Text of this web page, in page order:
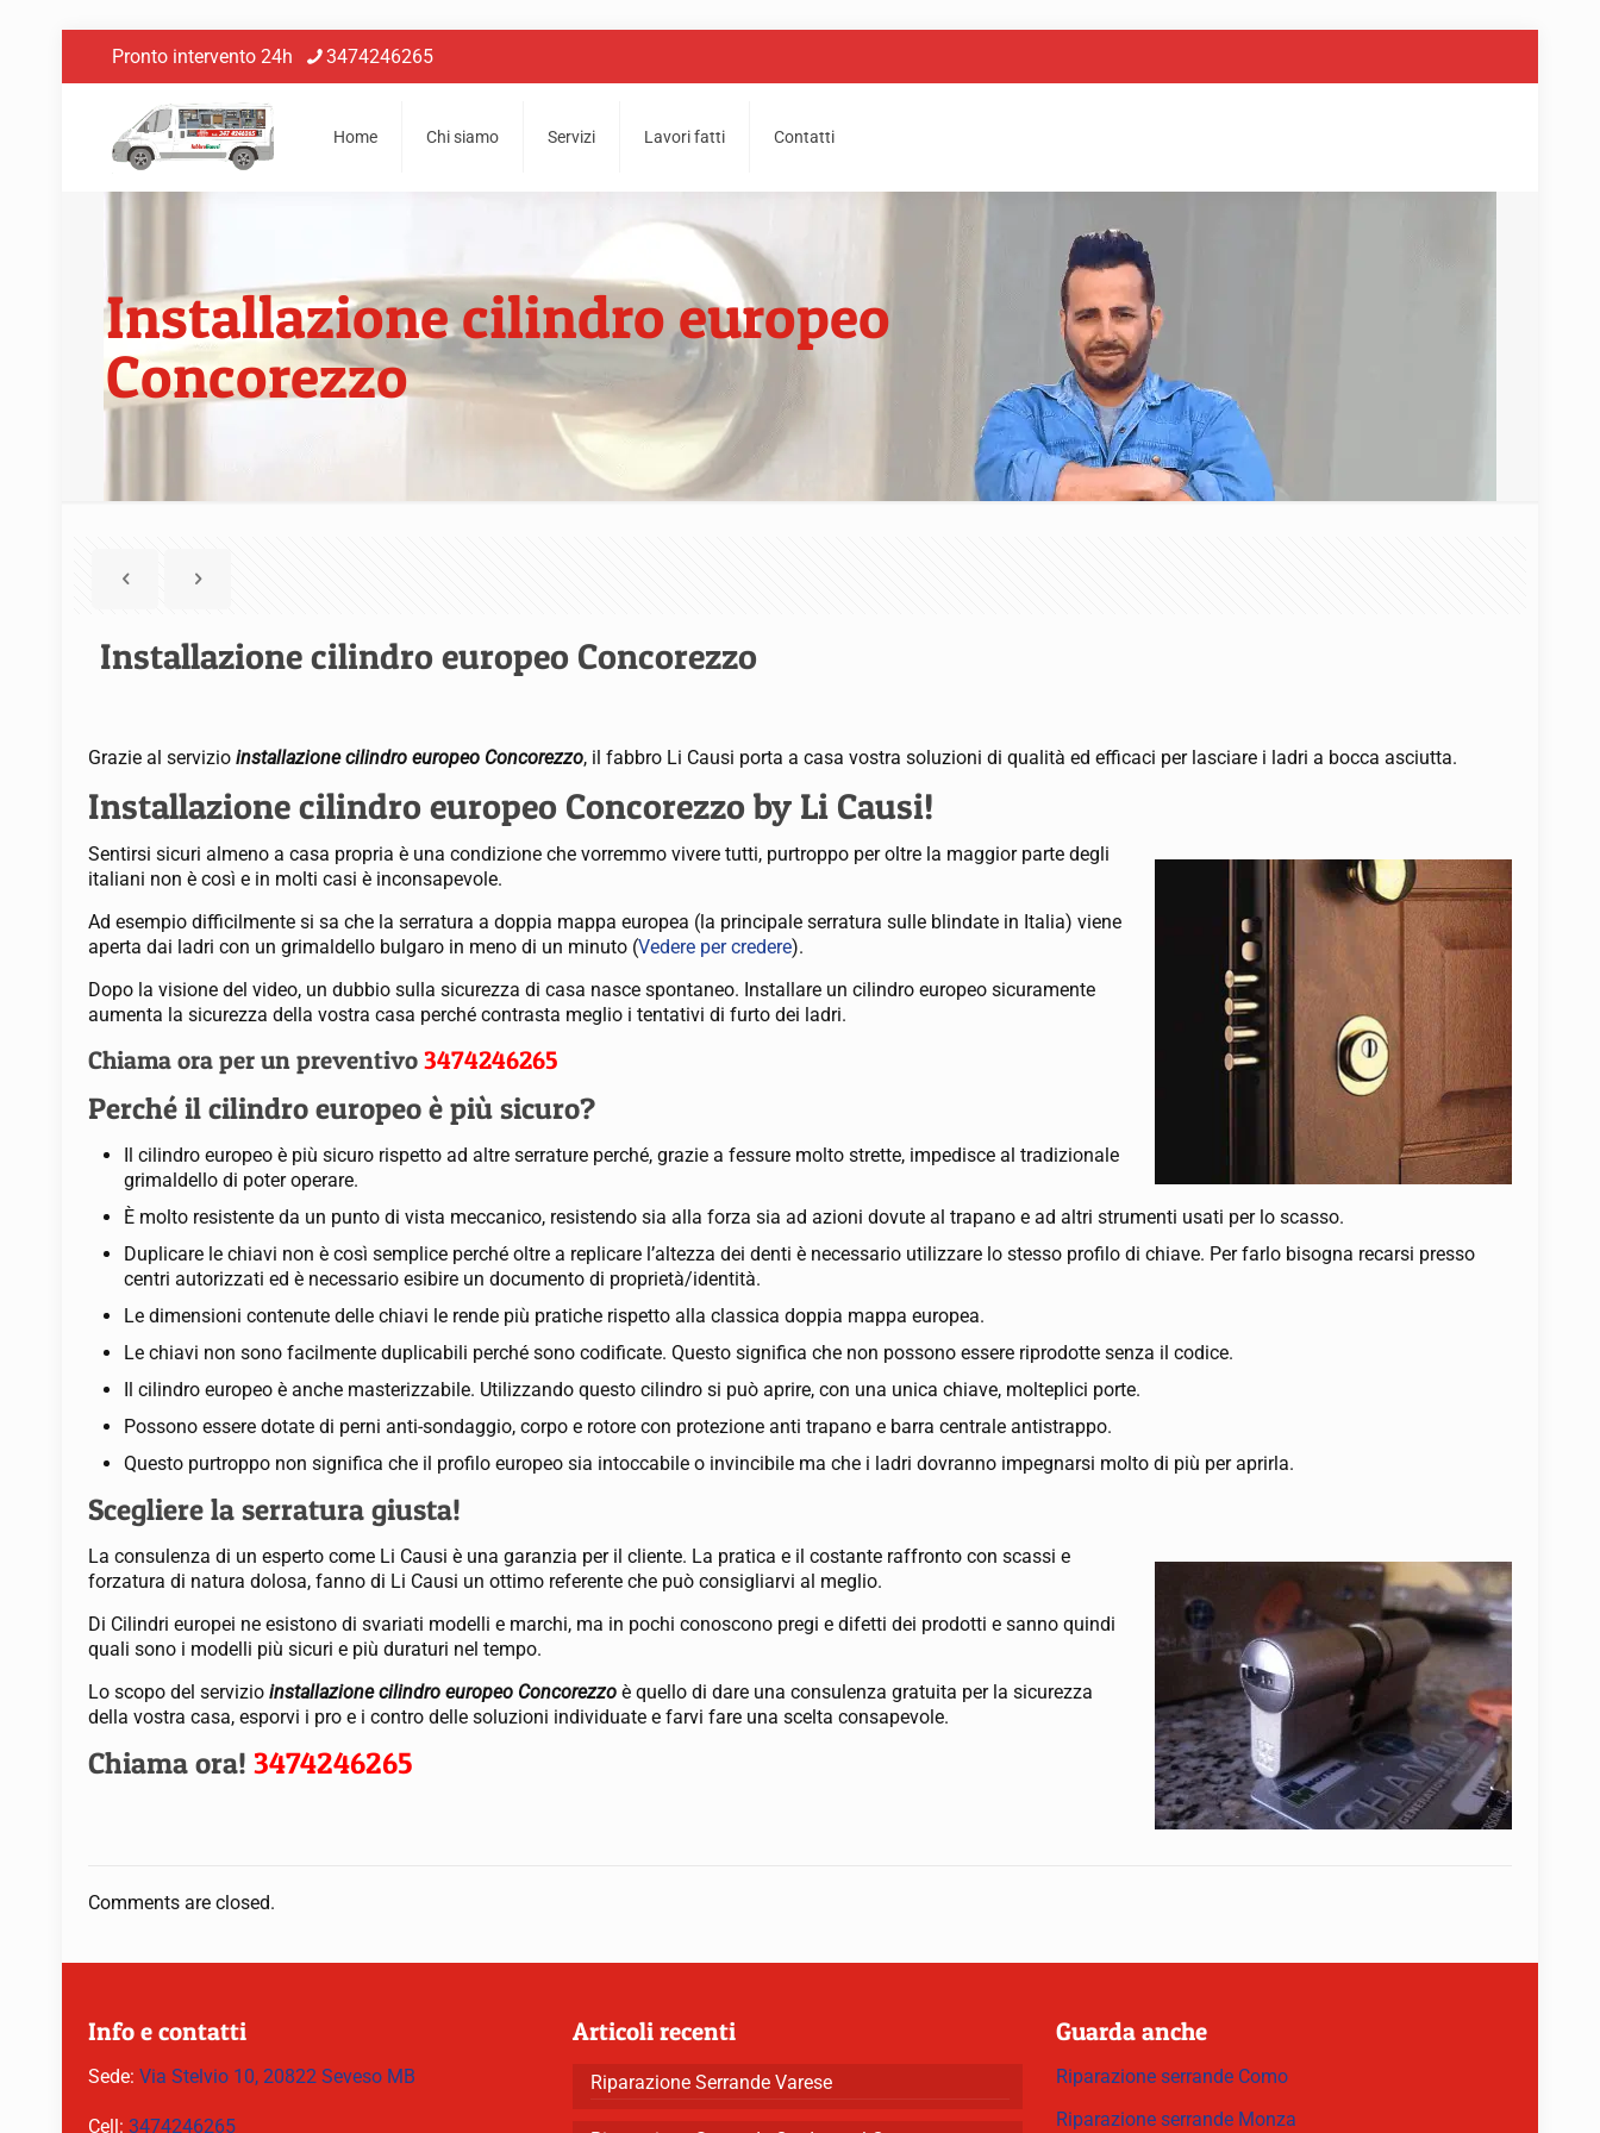
Pronto intervento 24h 3474246265
Home Chi siamo Servizi Lavori fatti Contatti
Installazione cilindro europeo
Concorezzo
Installazione cilindro europeo Concorezzo
Grazie al servizioinstallazione cilindro europeo Concorezzo, il fabbro Li Causi porta a casa vostra soluzioni di qualità ed efficaci per lasciare i ladri a bocca asciutta.
Installazione cilindro europeo Concorezzo by Li Causi!
Sentirsi sicuri almeno a casa propria è una condizione che vorremmo vivere tutti, purtroppo per oltre la maggior parte degli
italiani non è così e in molti casi è inconsapevole.
Ad esempio difficilmente si sa che la serratura a doppia mappa europea (la principale serratura sulle blindate in Italia) viene
aperta dai ladri con un grimaldello bulgaro in meno di un minuto (Vedere per credere).
Dopo la visione del video, un dubbio sulla sicurezza di casa nasce spontaneo. Installare un cilindro europeo sicuramente
aumenta la sicurezza della vostra casa perché contrasta meglio i tentativi di furto dei ladri.
Chiama ora per un preventivo3474246265
Perché il cilindro europeo è più sicuro?
Il cilindro europeo è più sicuro rispetto ad altre serrature perché, grazie a fessure molto strette, impedisce al tradizionale
grimaldello di poter operare.
È molto resistente da un punto di vista meccanico, resistendo sia alla forza sia ad azioni dovute al trapano e ad altri strumenti usati per lo scasso.
Duplicare le chiavi non è così semplice perché oltre a replicare l’altezza dei denti è necessario utilizzare lo stesso profilo di chiave. Per farlo bisogna recarsi presso
centri autorizzati ed è necessario esibire un documento di proprietà/identità.
Le dimensioni contenute delle chiavi le rende più pratiche rispetto alla classica doppia mappa europea.
Le chiavi non sono facilmente duplicabili perché sono codificate. Questo significa che non possono essere riprodotte senza il codice.
Il cilindro europeo è anche masterizzabile. Utilizzando questo cilindro si può aprire, con una unica chiave, molteplici porte.
Possono essere dotate di perni anti-sondaggio, corpo e rotore con protezione anti trapano e barra centrale antistrappo.
Questo purtroppo non significa che il profilo europeo sia intoccabile o invincibile ma che i ladri dovranno impegnarsi molto di più per aprirla.
Scegliere la serratura giusta!
La consulenza di un esperto come Li Causi è una garanzia per il cliente. La pratica e il costante raffronto con scassi e
forzatura di natura dolosa, fanno di Li Causi un ottimo referente che può consigliarvi al meglio.
Di Cilindri europei ne esistono di svariati modelli e marchi, ma in pochi conoscono pregi e difetti dei prodotti e sanno quindi
quali sono i modelli più sicuri e più duraturi nel tempo.
Lo scopo del servizioinstallazione cilindro europeo Concorezzo è quello di dare una consulenza gratuita per la sicurezza
della vostra casa, esporvi i pro e i contro delle soluzioni individuate e farvi fare una scelta consapevole.
Chiama ora!3474246265
Comments are closed.
Info e contatti
Sede: Via Stelvio 10, 20822 Seveso MB
Cell: 3474246265
Articoli recenti
Riparazione Serrande Varese
Guarda anche
Riparazione serrande Como
Riparazione serrande Monza